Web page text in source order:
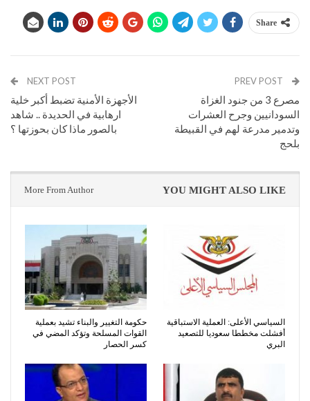
Share
مصرع 3 من جنود الغزاة
السودانيين وجرح العشرات
وتدمير مدرعة لهم في القبيطة
بلحج
NEXT POST
الأجهزة الأمنية تضبط أكبر خلية
ارهابية في الحديدة .. شاهد
بالصور ماذا كان بحوزتها ؟
YOU MIGHT ALSO LIKE
More From Author
السياسي الأعلى: العملية الاستباقية
أفشلت مخططا سعوديا للتصعيد
البري
حكومة التغيير والبناء تشيد بعملية
القوات المسلحة وتؤكد المضي في
كسر الحصار